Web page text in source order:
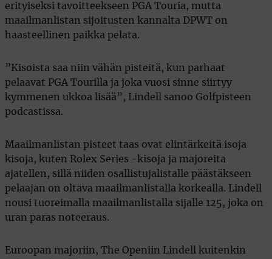
erityiseksi tavoitteekseen PGA Touria, mutta
maailmanlistan sijoitusten kannalta DPWT on
haasteellinen paikka pelata.
”Kisoista saa niin vähän pisteitä, kun parhaat
pelaavat PGA Tourilla ja joka vuosi sinne siirtyy
kymmenen ukkoa lisää”, Lindell sanoo Golfpisteen
podcastissa.
Maailmanlistan pisteet taas ovat elintärkeitä isoja
kisoja, kuten Rolex Series -kisoja ja majoreita
ajatellen, sillä niiden osallistujalistalle päästäkseen
pelaajan on oltava maailmanlistalla korkealla. Lindell
nousi tuoreimalla maailmanlistalla sijalle 125, joka on
uran paras noteeraus.
Euroopan majoriin, The Openiin Lindell kuitenkin